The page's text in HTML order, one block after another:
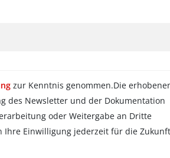
zur Kenntnis genommen.Die
des Newsletter und der Dokumentation
oder Weitergabe an Dritte
Ihre Einwilligung jederzeit für die Zukunft